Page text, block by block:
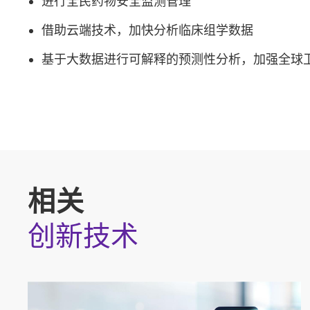
借助云端技术，加快分析临床组学数据
基于大数据进行可解释的预测性分析，加强全球
相关
创新技术